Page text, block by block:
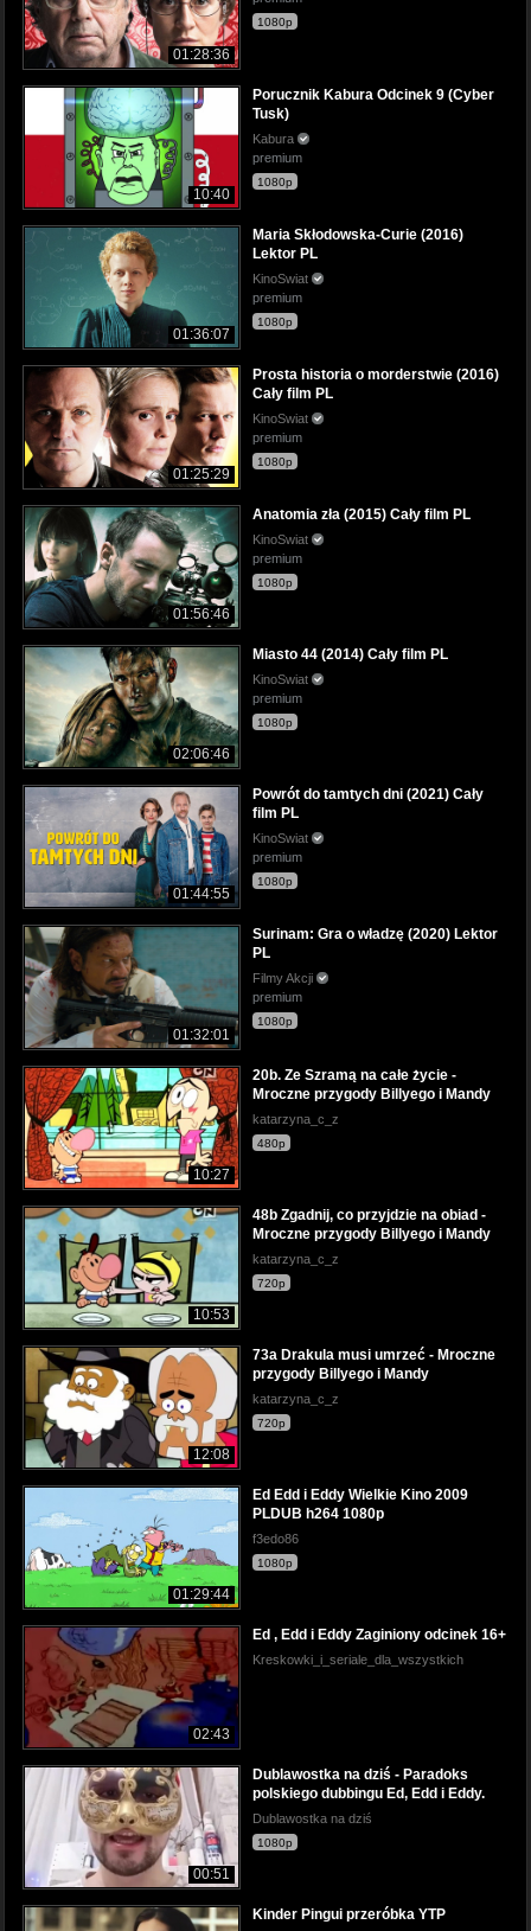
01:28:36
1080p
10:40
Porucznik Kabura Odcinek 9 (Cyber
Tusk)
Kabura
premium
1080p
01:36:07
Maria Skłodowska-Curie (2016)
Lektor PL
KinoSwiat
premium
1080p
01:25:29
Prosta historia o morderstwie (2016)
Cały film PL
KinoSwiat
premium
1080p
01:56:46
Anatomia zła (2015) Cały film PL
KinoSwiat
premium
1080p
02:06:46
Miasto 44 (2014) Cały film PL
KinoSwiat
premium
1080p
01:44:55
Powrót do tamtych dni (2021) Cały
film PL
KinoSwiat
premium
1080p
01:32:01
Surinam: Gra o władzę (2020) Lektor
PL
Filmy Akcji
premium
1080p
10:27
20b. Ze Szramą na całe życie -
Mroczne przygody Billyego i Mandy
katarzyna_c_z
480p
10:53
48b Zgadnij, co przyjdzie na obiad -
Mroczne przygody Billyego i Mandy
katarzyna_c_z
720p
12:08
73a Drakula musi umrzeć - Mroczne
przygody Billyego i Mandy
katarzyna_c_z
720p
01:29:44
Ed Edd i Eddy Wielkie Kino 2009
PLDUB h264 1080p
f3edo86
1080p
02:43
Ed , Edd i Eddy Zaginiony odcinek 16+
Kreskowki_i_seriale_dla_wszystkich
00:51
Dublawostka na dziś - Paradoks
polskiego dubbingu Ed, Edd i Eddy.
Dublawostka na dziś
1080p
Kinder Pingui przeróbka YTP